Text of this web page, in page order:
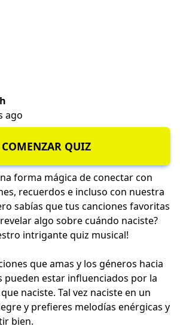
ago
COMENZAR QUIZ
forma mágica de conectar con
recuerdos e incluso con nuestra
sabías que tus canciones favoritas
algo sobre cuándo naciste?
intrigante quiz musical!
que amas y los géneros hacia
pueden estar influenciados por la
naciste. Tal vez naciste en un
y prefieres melodías enérgicas y
bien.